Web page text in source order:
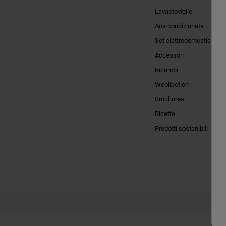
Lavastoviglie
Aria condizionata
Set elettrodomestici
Accessori
Ricambi
Wcollection
Brochures
Ricette
Prodotti sostenibili